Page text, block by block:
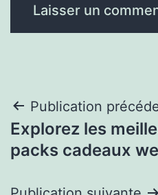
Navigation
de
Publication
Explorez les
packs cadeaux